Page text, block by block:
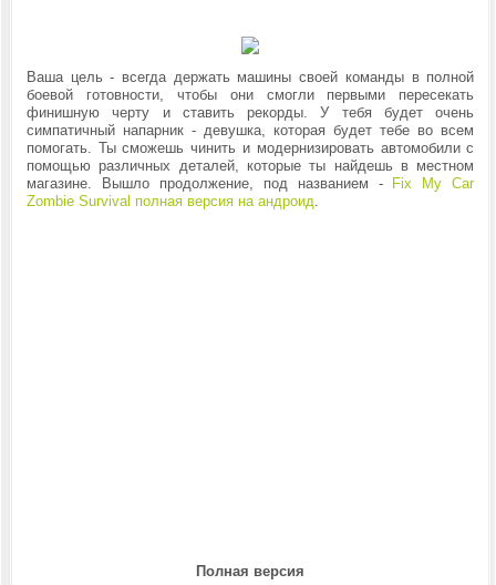
Ваша цель - всегда держать машины своей команды в полной
боевой готовности, чтобы они смогли первыми пересекать
финишную черту и ставить рекорды. У тебя будет очень
симпатичный напарник - девушка, которая будет тебе во всем
помогать. Ты сможешь чинить и модернизировать автомобили с
помощью различных деталей, которые ты найдешь в местном
магазине. Вышло продолжение, под названием -
Fix My Car
Zombie Survival полная версия на андроид.
Полная версия